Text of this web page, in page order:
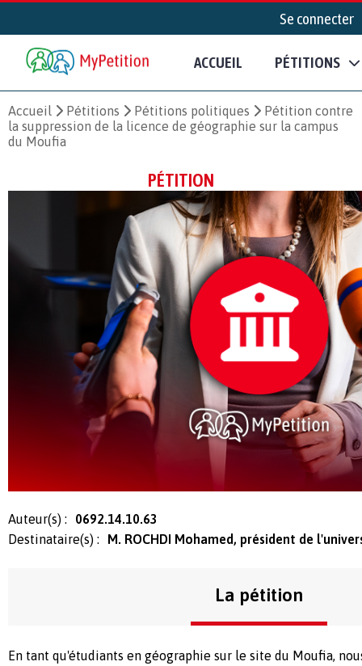
Se connecter
ACCUEIL PÉTITIONS
Accueil Pétitions Pétitions politiques
Pétition contre
la suppression de la licence de géographie sur la campus
du Moufia
PÉTITION
Auteur(s) :
0692.14.10.63
Destinataire(s) :
M. ROCHDI Mohamed, président de
La pétition
En tant qu'étudiants en géographie sur le site du Moufia,